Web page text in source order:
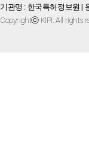
기관명 : 한국특허정보원 |
Copyrightⓒ KIPI. All rights